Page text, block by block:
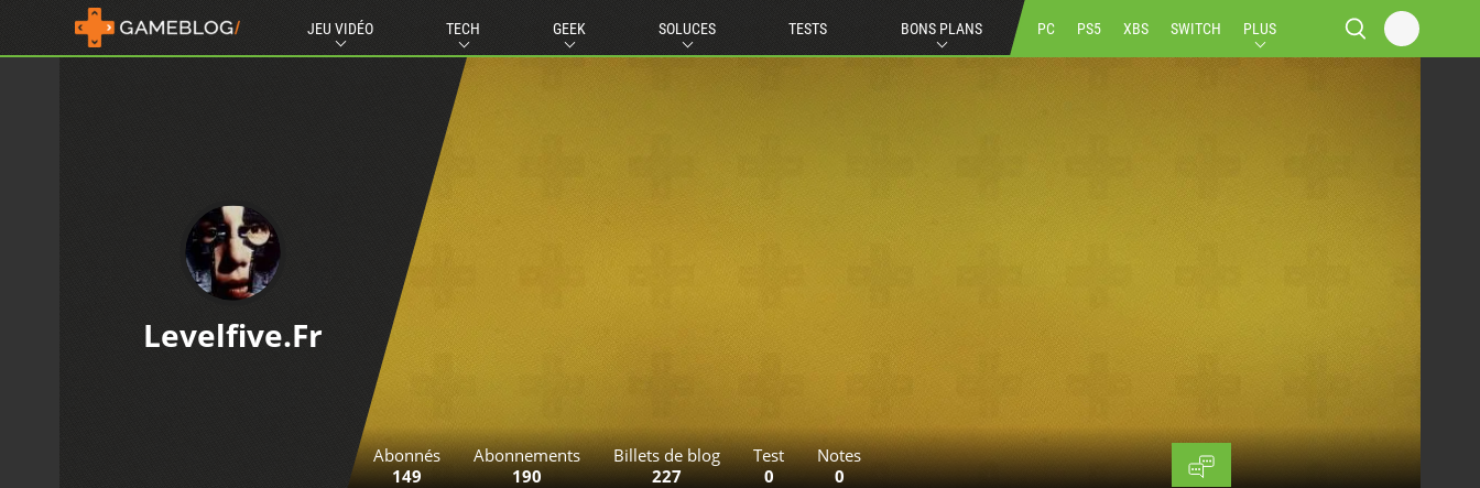
JEU VIDÉO TECH GEEK SOLUCES TESTS BONS PLANS PC PS5 XBS SWITCH PLUS
Abonnés
149
Abonnements
190
Billets de blog
227
Test
0
Notes
0
Levelfive.fr